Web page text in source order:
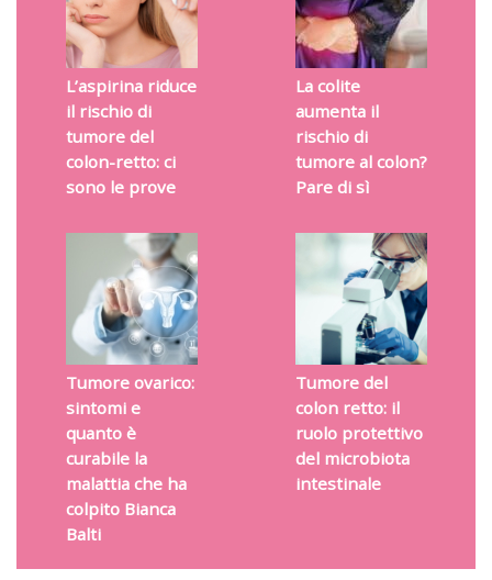
L’aspirina riduce
il rischio di
tumore del
colon-retto: ci
sono le prove
La colite
aumenta il
rischio di
tumore al colon?
Pare di sì
Tumore ovarico:
sintomi e
quanto è
curabile la
malattia che ha
colpito Bianca
Balti
Tumore del
colon retto: il
ruolo protettivo
del microbiota
intestinale